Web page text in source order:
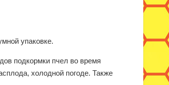
упаковке.
подкормки пчел во время
холодной погоде. Также